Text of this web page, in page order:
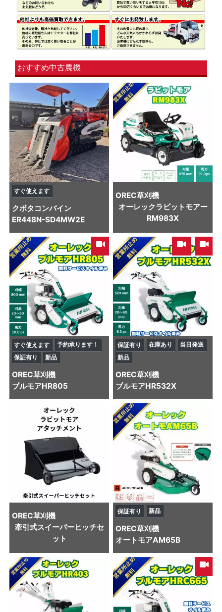
おすすめ中古農機
すぐ使えます
クボタ コンバイン
ER448N-SD4MW2E
OREC草刈機
オーレックラビットモアー
RM983X
すぐ使えます
予約承ります！
保証有り
新品
OREC草刈機
ブルモアHR805
,
保証有り 在庫あり
当日発送
新品
OREC草刈機
ブルモアHR532X
OREC草刈機
牽引式スイーパーヒッチセ
ット
保証有り 新品
OREC草刈機
オートモアAM65B